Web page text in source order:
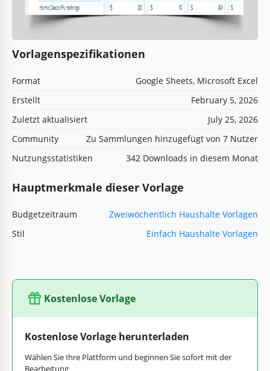
Vorlagenspezifikationen
Format
Google Sheets, Microsoft Excel
Erstellt
February 5, 2026
Zuletzt aktualisiert
July 25, 2026
Community
Zu Sammlungen hinzugefügt von 7 Nutzer
Nutzungsstatistiken
342 Downloads in diesem Monat
Hauptmerkmale dieser Vorlage
Budgetzeitraum
Zweiwöchentlich Haushalte Vorlagen
Stil
Einfach Haushalte Vorlagen
Kostenlose Vorlage
Kostenlose Vorlage herunterladen
Wählen Sie Ihre Plattform und beginnen Sie sofort mit der
Bearbeitung